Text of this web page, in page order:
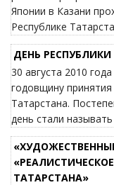
Японии в Казани
Республике
ДЕНЬ
30 августа 2010
годовщину
Татарстана.
день стали
ТАТАРСТАНА»